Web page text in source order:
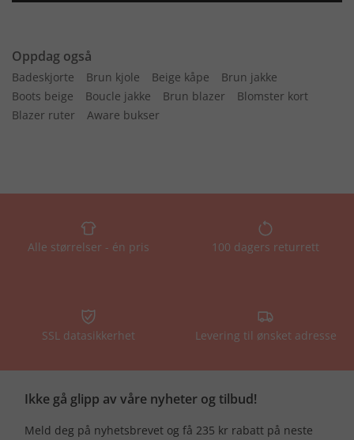
Oppdag også
Badeskjorte Brun kjole Beige kåpe
Brun jakke
Boots beige
Boucle jakke Brun blazer
Blomster kort
Blazer ruter
Aware bukser
Alle størrelser - én pris 100 dagers returrett
SSL datasikkerhet Levering til ønsket adresse
Ikke gå glipp av våre nyheter og tilbud!
Meld deg på nyhetsbrevet og få 235 kr rabatt på neste